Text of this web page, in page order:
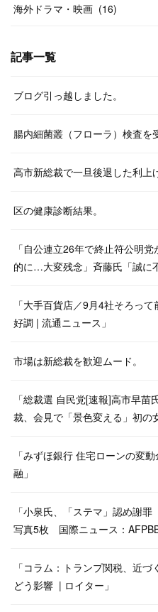
海外ドラマ・映画 (16)
記事一覧
ブログ引っ越しました。
腸内細菌叢（フローラ）検査を
高市新総裁で一旦後退した利上
区の健康診断結果。
「自公連立26年で終止符公明
的に…大変残念」斉藤氏「誠
「大手百貨店／9月4社そろっ
好調 | 流通ニュース」
市場は新総裁を歓迎ムード。
「総裁選 自民党[速報]高市早
裁、会見で「景色変える」初の
「みずほ銀行 住宅ローンの変
融」
「小泉氏、「ステマ」認め謝
写真5枚 国際ニュース：AFPBB
「コラム：トランプ関税、近
どう影響 | ロイター」